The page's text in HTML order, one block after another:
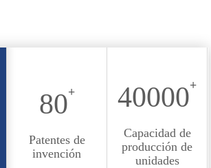
80+
Patentes de
invención
40000+
Capacidad de
producción de
unidades